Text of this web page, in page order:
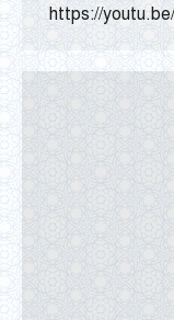
https://